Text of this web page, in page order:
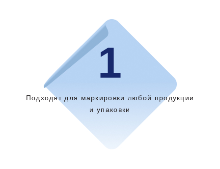
1
Подходят для маркировки любой продукции
и упаковки